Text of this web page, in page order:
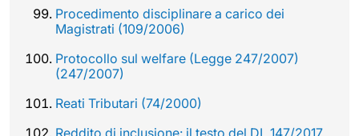
Procedimento disciplinare a carico dei
Magistrati (109/2006)
Protocollo sul welfare (Legge 247/2007)
(247/2007)
Reati Tributari (74/2000)
Reddito di inclusione: il testo del DL 147/2017